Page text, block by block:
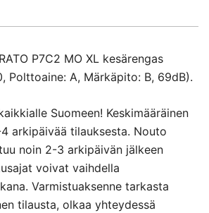
P7C2 MO XL kesärengas
Polttoaine: A, Märkäpito: B, 69dB).
Suomeen! Keskimääräinen
arkipäivää tilauksesta. Nouto
noin 2-3 arkipäivän jälkeen
voivat vaihdella
Varmistuaksenne tarkasta
tilausta, olkaa yhteydessä